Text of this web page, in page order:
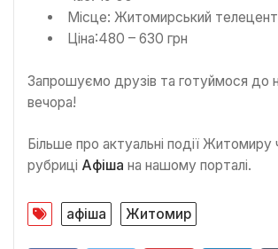
Місце: Житомирський
Ціна:480 – 630 грн
Запрошуємо друзів та готуймося до
вечора!
Більше про актуальні події Житомиру
рубриці Афіша на нашому порталі.
афіша Житомир